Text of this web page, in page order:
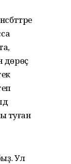
дөрөҫ
туған
Ул